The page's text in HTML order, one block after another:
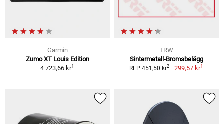
Garmin
Zumo XT Louis Edition
4 723,66 kr1
TRW
Sintermetall-Bromsbelägg
RFP 451,50 kr2 299,57 kr1